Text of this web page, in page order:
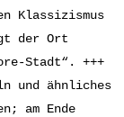
Klassizismus
der Ort
Stadt“. +++
und ähnliches
am Ende